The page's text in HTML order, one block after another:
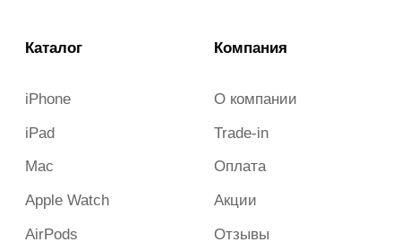
+7 (987) 282-50-00
г. Альметьевск, ул. Ленина, д.
140, ТЦ Западный
Пн-Вс 10:00-21:00